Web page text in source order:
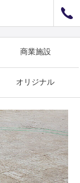
SS-12
商業施設
オリジナル